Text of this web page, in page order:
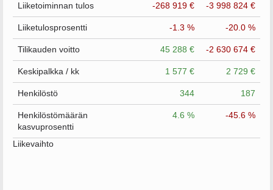
Liiketoiminnan tulos -268 919 € -3 998 824 €
Liiketulosprosentti -1.3 % -20.0 %
Tilikauden voitto 45 288 € -2 630 674 €
Keskipalkka / kk 1 577 € 2 729 €
Henkilöstö 344 187
Henkilöstömäärän
kasvuprosentti
4.6 % -45.6 %
Liikevaihto